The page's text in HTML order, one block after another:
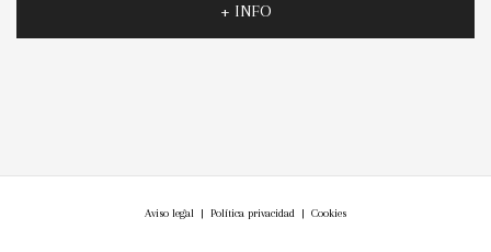
+ INFO
Aviso legal | Política privacidad | Cookies